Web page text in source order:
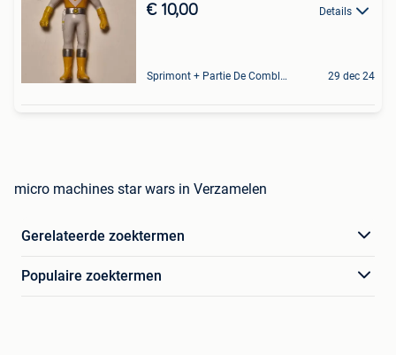
€ 10,00 Details
Sprimont + Partie De Comblain-Au-Pont 29 dec 24
micro machines star wars in Verzamelen
Gerelateerde zoektermen
Populaire zoektermen